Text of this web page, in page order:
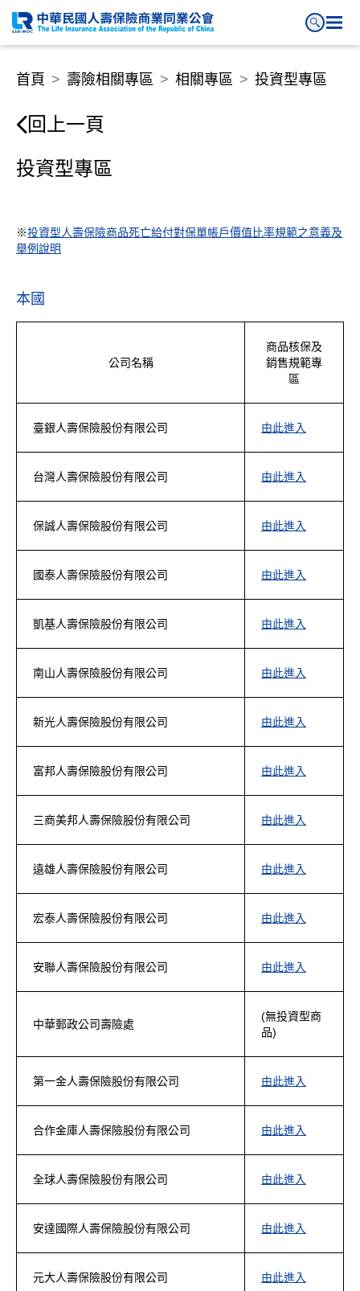
投資型專區
首頁 壽險相關專區 相關專區 投資型專區
回上一頁
投資型專區
※投資型人壽保險商品死亡給付對保單帳戶價值比率規範之意義及
舉例說明
本國
公司名稱
商品核保及
銷售規範專
區
臺銀人壽保險股份有限公司 由此進入
台灣人壽保險股份有限公司 由此進入
保誠人壽保險股份有限公司 由此進入
國泰人壽保險股份有限公司 由此進入
凱基人壽保險股份有限公司 由此進入
南山人壽保險股份有限公司 由此進入
新光人壽保險股份有限公司 由此進入
富邦人壽保險股份有限公司 由此進入
三商美邦人壽保險股份有限公司 由此進入
遠雄人壽保險股份有限公司 由此進入
宏泰人壽保險股份有限公司 由此進入
安聯人壽保險股份有限公司 由此進入
中華郵政公司壽險處
(無投資型商
品)
第一金人壽保險股份有限公司 由此進入
合作金庫人壽保險股份有限公司 由此進入
全球人壽保險股份有限公司 由此進入
安達國際人壽保險股份有限公司 由此進入
元大人壽保險股份有限公司 由此進入